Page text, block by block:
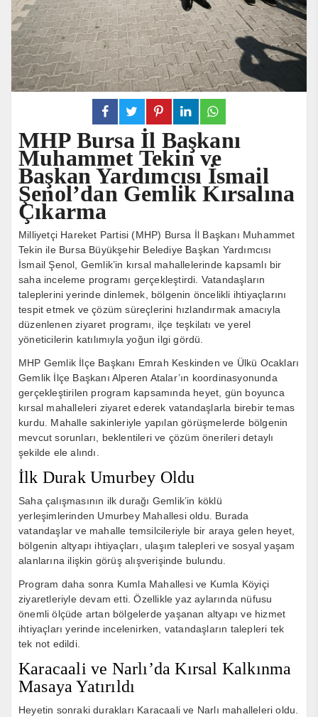
MHP Bursa İl Başkanı
Muhammet Tekin ve
Başkan Yardımcısı İsmail
Şenol’dan Gemlik Kırsalına
Çıkarma
Milliyetçi Hareket Partisi (MHP) Bursa İl Başkanı Muhammet
Tekin ile Bursa Büyükşehir Belediye Başkan Yardımcısı
İsmail Şenol, Gemlik’in kırsal mahallelerinde kapsamlı bir
saha inceleme programı gerçekleştirdi. Vatandaşların
taleplerini yerinde dinlemek, bölgenin öncelikli ihtiyaçlarını
tespit etmek ve çözüm süreçlerini hızlandırmak amacıyla
düzenlenen ziyaret programı, ilçe teşkilatı ve yerel
yöneticilerin katılımıyla yoğun ilgi gördü.
MHP Gemlik İlçe Başkanı Emrah Keskinden ve Ülkü Ocakları
Gemlik İlçe Başkanı Alperen Atalar’ın koordinasyonunda
gerçekleştirilen program kapsamında heyet, gün boyunca
kırsal mahalleleri ziyaret ederek vatandaşlarla birebir temas
kurdu. Mahalle sakinleriyle yapılan görüşmelerde bölgenin
mevcut sorunları, beklentileri ve çözüm önerileri detaylı
şekilde ele alındı.
İlk Durak Umurbey Oldu
Saha çalışmasının ilk durağı Gemlik’in köklü
yerleşimlerinden Umurbey Mahallesi oldu. Burada
vatandaşlar ve mahalle temsilcileriyle bir araya gelen heyet,
bölgenin altyapı ihtiyaçları, ulaşım talepleri ve sosyal yaşam
alanlarına ilişkin görüş alışverişinde bulundu.
Program daha sonra Kumla Mahallesi ve Kumla Köyiçi
ziyaretleriyle devam etti. Özellikle yaz aylarında nüfusu
önemli ölçüde artan bölgelerde yaşanan altyapı ve hizmet
ihtiyaçları yerinde incelenirken, vatandaşların talepleri tek
tek not edildi.
Karacaali ve Narlı’da Kırsal Kalkınma
Masaya Yatırıldı
Heyetin sonraki durakları Karacaali ve Narlı mahalleleri oldu.